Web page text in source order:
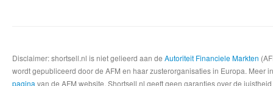
Disclaimer: shortsell.nl is niet gelieerd aan de Autoriteit Financiele Markten
wordt gepubliceerd door de AFM en haar zusterorganisaties in Europa.
pagina van de AFM website. Shortsell.nl geeft geen garanties over de